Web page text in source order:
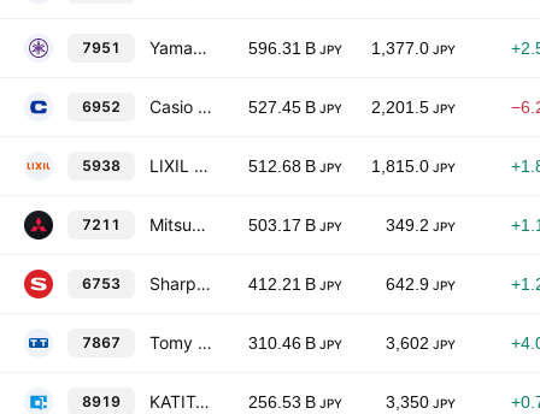
7951 Yamaha Corporation 596.31 B JPY 1,377.0 JPY
6952 Casio Computer Co., Ltd. 527.45 B JPY 2,201.5 JPY
5938 LIXIL Corporation 512.68 B JPY 1,815.0 JPY
7211 Mitsubishi Motors Corporation 503.17 B JPY 349.2 JPY
6753 Sharp Corporation 412.21 B JPY 642.9 JPY
7867 Tomy Company, Ltd. 310.46 B JPY 3,602 JPY
8919 KATITAS CO. LTD. 256.53 B JPY 3,350 JPY